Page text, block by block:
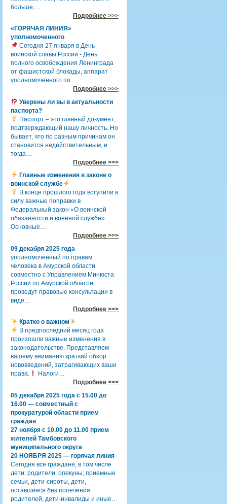
больше,…
Подробнее >>>
«ГОРЯЧАЯ ЛИНИЯ»
уполномоченного
Сегодня 27 января в День
воинской славы России - День
полного освобождения Ленинграда
от фашистской блокады, аппарат
уполномоченного по…
Подробнее >>>
Уверены ли вы в актуальности
паспорта?
Паспорт – это главный документ,
подтверждающий нашу личность. Но
бывает, что по разным причинам он
становится недействительным, и
тогда…
Подробнее >>>
Главные изменения в законе о
воинской службе
В конце прошлого года вступили в
силу важные поправки в
Федеральный закон «О воинской
обязанности и военной службе».
Основные…
Подробнее >>>
09 декабря 2025 года
уполномоченный по правам
человека в Амурской области
совместно с Управлением Минюста
России по Амурской области
проведут правовые консультации в
виде…
Подробнее >>>
Кратко о важном
В предпоследний месяц года
произошли важные изменения в
законодательстве. Представляем
вашему вниманию краткий обзор
нововведений, затрагивающих ваши
права.
Налоги…
Подробнее >>>
05 декабря 2025 года с 15.00 до
16.00 — совместный с
прокуратурой области прием
граждан
27 ноября с 10.00 до 11.00 прием
жителей Тамбовского
муниципального округа
20 НОЯБРЯ 2025 — горячая линия
Сегодня все граждане, в том числе
дети, родители, опекуны, приемные
семьи, дети-сироты, дети,
оставшиеся без попечения
родителей, дети-инвалиды и иные…